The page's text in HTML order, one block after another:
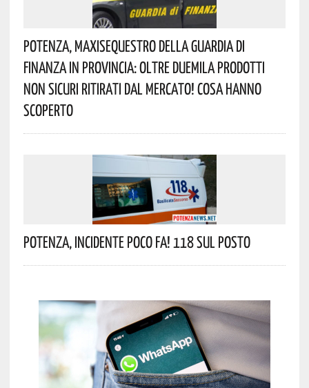
Potenza, Maxisequestro Della Guardia Di
Finanza In Provincia: Oltre Duemila Prodotti
Non Sicuri Ritirati Dal Mercato! Cosa Hanno
Scoperto
Potenza, Incidente Poco Fa! 118 Sul Posto